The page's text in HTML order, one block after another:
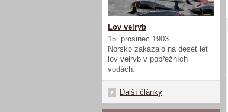
Lov velryb
15. prosinec 1903
Norsko zakázalo na deset let
lov velryb v pobřežních
vodách.
Další články